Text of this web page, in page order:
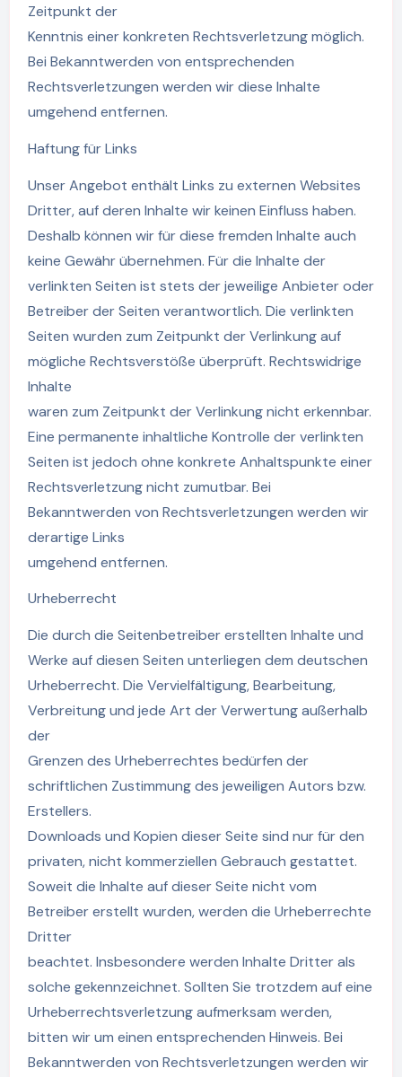
Zeitpunkt der
Kenntnis einer konkreten Rechtsverletzung möglich.
Bei Bekanntwerden von entsprechenden
Rechtsverletzungen werden wir diese Inhalte
umgehend entfernen.
Haftung für Links
Unser Angebot enthält Links zu externen Websites
Dritter, auf deren Inhalte wir keinen Einfluss haben.
Deshalb können wir für diese fremden Inhalte auch
keine Gewähr übernehmen. Für die Inhalte der
verlinkten Seiten ist stets der jeweilige Anbieter oder
Betreiber der Seiten verantwortlich. Die verlinkten
Seiten wurden zum Zeitpunkt der Verlinkung auf
mögliche Rechtsverstöße überprüft. Rechtswidrige
Inhalte
waren zum Zeitpunkt der Verlinkung nicht erkennbar.
Eine permanente inhaltliche Kontrolle der verlinkten
Seiten ist jedoch ohne konkrete Anhaltspunkte einer
Rechtsverletzung nicht zumutbar. Bei
Bekanntwerden von Rechtsverletzungen werden wir
derartige Links
umgehend entfernen.
Urheberrecht
Die durch die Seitenbetreiber erstellten Inhalte und
Werke auf diesen Seiten unterliegen dem deutschen
Urheberrecht. Die Vervielfältigung, Bearbeitung,
Verbreitung und jede Art der Verwertung außerhalb
der
Grenzen des Urheberrechtes bedürfen der
schriftlichen Zustimmung des jeweiligen Autors bzw.
Erstellers.
Downloads und Kopien dieser Seite sind nur für den
privaten, nicht kommerziellen Gebrauch gestattet.
Soweit die Inhalte auf dieser Seite nicht vom
Betreiber erstellt wurden, werden die Urheberrechte
Dritter
beachtet. Insbesondere werden Inhalte Dritter als
solche gekennzeichnet. Sollten Sie trotzdem auf eine
Urheberrechtsverletzung aufmerksam werden,
bitten wir um einen entsprechenden Hinweis. Bei
Bekanntwerden von Rechtsverletzungen werden wir